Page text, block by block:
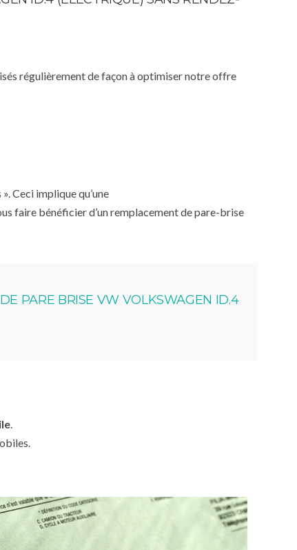
régulièrement de façon à optimiser notre offre
Ceci implique qu’une
faire bénéficier d’un remplacement de pare-brise
PARE BRISE VW VOLKSWAGEN ID.4
.